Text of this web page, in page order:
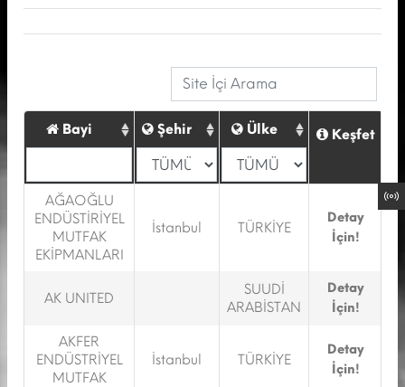
Bayi Şehir Ülke Keşfet
AĞAOĞLU
ENDÜSTİRİYEL
MUTFAK
EKİPMANLARI
İstanbul TÜRKİYE
Detay
İçin!
AK UNITED
SUUDİ
ARABİSTAN
Detay
İçin!
AKFER
ENDÜSTRİYEL
MUTFAK
İstanbul TÜRKİYE
Detay
İçin!